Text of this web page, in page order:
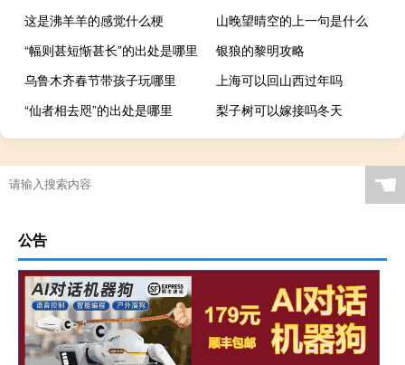
这是沸羊羊的感觉什么梗
山晚望晴空的上一句是什么
“幅则甚短惭甚长”的出处是哪里
银狼的黎明攻略
乌鲁木齐春节带孩子玩哪里
上海可以回山西过年吗
“仙者相去咫”的出处是哪里
梨子树可以嫁接吗冬天
☚
公告